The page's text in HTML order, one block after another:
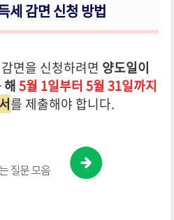
세 감면 신청 방법
면을 신청하려면 양도일이
해5월 1일부터 5월 31일까지
를 제출해야 합니다.